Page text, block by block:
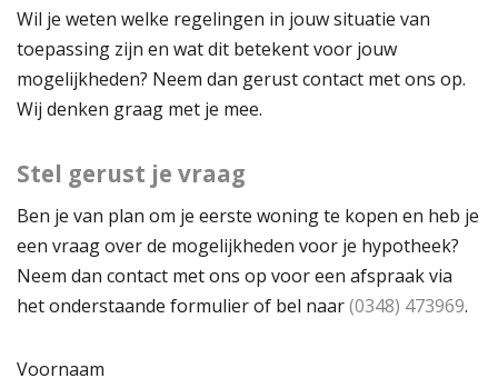
Wil je weten welke regelingen in jouw situatie van
toepassing zijn en wat dit betekent voor jouw
mogelijkheden? Neem dan gerust contact met ons op.
Wij denken graag met je mee.
Stel gerust je vraag
Ben je van plan om je eerste woning te kopen en heb je
een vraag over de mogelijkheden voor je hypotheek?
Neem dan contact met ons op voor een afspraak via
het onderstaande formulier of bel naar(0348) 473969.
Voornaam